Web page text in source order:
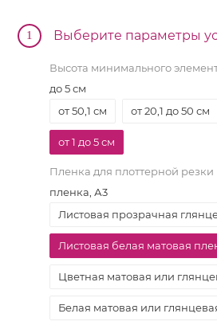
1 Выберите параметры
Высота минимального
до 5 см
от 50,1 см
от 20,1 до 50 см
от 1 до 5 см
Пленка для плоттерной резки
пленка, А3
Листовая прозрачная
Листовая белая матовая
Цветная матовая или
Белая матовая или